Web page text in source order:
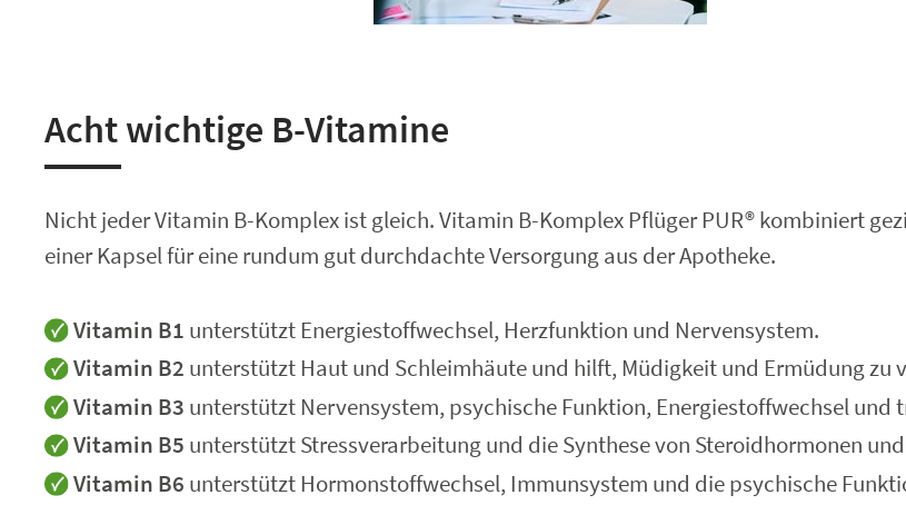
Acht wichtige B-Vitamine
Nicht jeder Vitamin B-Komplex ist gleich. Vitamin B-Komplex Pflüger PUR® kombiniert
einer Kapsel für eine rundum gut durchdachte Versorgung aus der Apotheke.
Vitamin B1 unterstützt Energiestoffwechsel, Herzfunktion und Nervensystem.
Vitamin B2 unterstützt Haut und Schleimhäute und hilft, Müdigkeit und Ermüdung zu
Vitamin B3 unterstützt Nervensystem, psychische Funktion, Energiestoffwechsel und
Vitamin B5 unterstützt Stressverarbeitung und die Synthese von Steroidhormonen
Vitamin B6 unterstützt Hormonstoffwechsel, Immunsystem und die psychische